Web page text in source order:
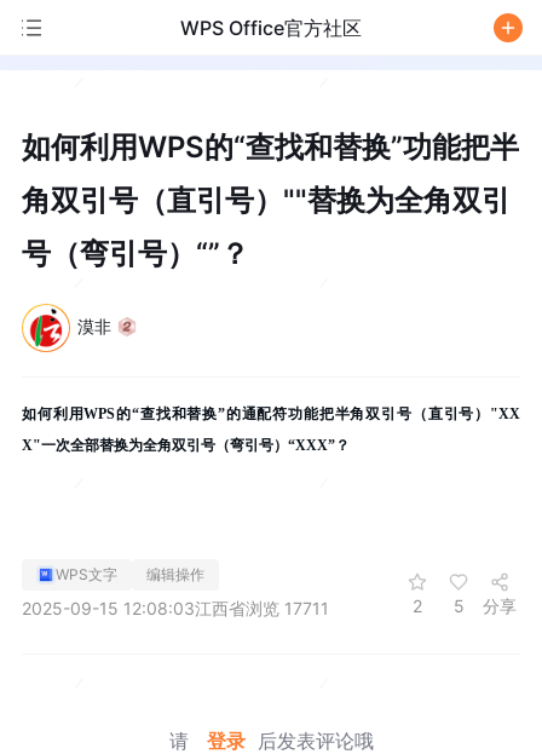
WPS Office官方社区
如何利用WPS的“查找和替换”功能把半
角双引号（直引号）""替换为全角双引
号（弯引号）“”？
漠非
如何利用WPS的“查找和替换”的通配符功能把半角双引号（直引号）"XX
X"一次全部替换为全角双引号（弯引号）“XXX”？
WPS文字 编辑操作
2025-09-15 12:08:03江西省浏览 17711 2 5 分享
请 登录 后发表评论哦